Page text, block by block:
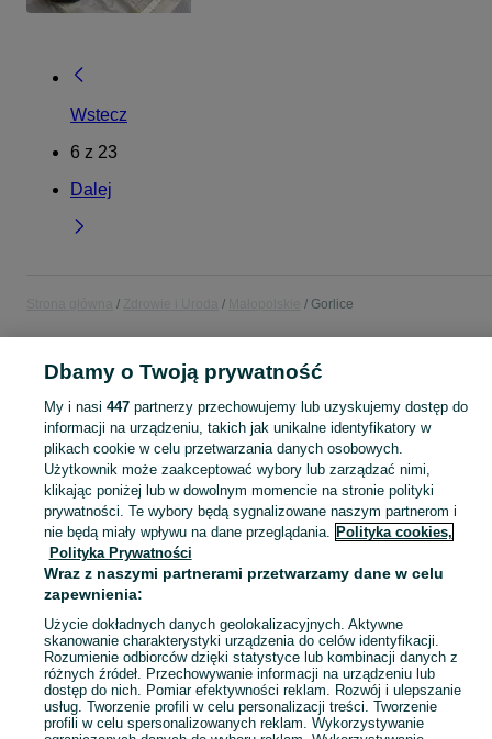
Wstecz
6 z 23
Dalej
Gorlice
ZDROWIE I URODA
KATEGORIA
Sprzedaż produktów zdrowia i urody Gorlice ▶️ Kosmetyki, perfumy, sprzęt medyczny ✅ Nowe i używane w najlepszych cenach ☝ Znajdź ogłoszenia na OLX.pl! Zobacz
Mapa kategorii
Mapa miejscowości
Mapa ministron
Popularne wyszukiwania
Dbamy o Twoją prywatność
My i nasi 447partnerzy przechowujemy lub uzyskujemy dostęp do
informacji na urządzeniu, takich jak unikalne identyfikatory w
plikach cookie w celu przetwarzania danych osobowych.
Użytkownik może zaakceptować wybory lub zarządzać nimi,
klikając poniżej lub w dowolnym momencie na stronie polityki
prywatności. Te wybory będą sygnalizowane naszym partnerom i
nie będą miały wpływu na dane przeglądania. Polityka cookies,
Polityka Prywatności
Wraz z naszymi partnerami przetwarzamy dane w celu
zapewnienia:
Użycie dokładnych danych geolokalizacyjnych. Aktywne
skanowanie charakterystyki urządzenia do celów identyfikacji.
Rozumienie odbiorców dzięki statystyce lub kombinacji danych z
różnych źródeł. Przechowywanie informacji na urządzeniu lub
dostęp do nich. Pomiar efektywności reklam. Rozwój i ulepszanie
usług. Tworzenie profili w celu personalizacji treści. Tworzenie
profili w celu spersonalizowanych reklam. Wykorzystywanie